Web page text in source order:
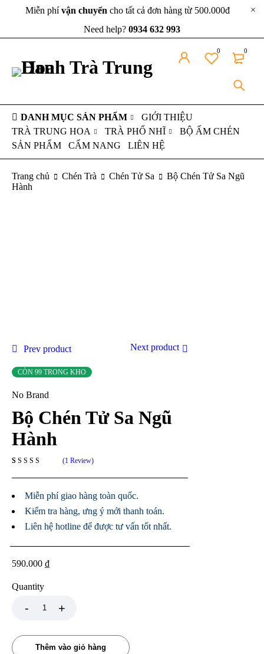
Miễn phívận chuyển cho tất cả đơn hàng từ 500.000đ
Need help? 0934 632 993
0
0
DANH MỤC SẢN PHẨM
GIỚI THIỆU
TRÀ TRUNG HOA
TRÀ PHỔ NHĨ
BỘ ẤM CHÉN
SẢN PHẨM
CẨM NANG LIÊN HỆ
Trang chủ Chén Trà Chén Tử Sa
Bộ Chén Tử Sa Ngũ
Hành
Prev product Next product
CÒN 99 TRONG KHO
No Brand
Bộ Chén Tử Sa Ngũ
Hành
5.00trên 5
1
đánh giá
1 Review
Miễn phí giao hàng toàn quốc.
Kiểm tra hàng, ưng ý mới thanh toán.
Liên hệ hotline để được tư vấn tốt nhất.
590.000 ₫
Quantity
Thêm vào giỏ hàng